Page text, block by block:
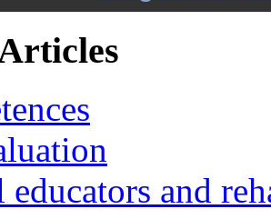
educators and